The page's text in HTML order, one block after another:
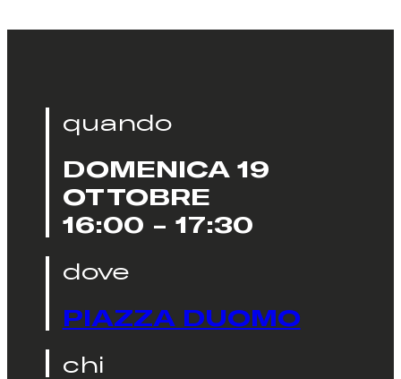
quando
DOMENICA 19
OTTOBRE
16:00 - 17:30
dove
PIAZZA DUOMO
chi